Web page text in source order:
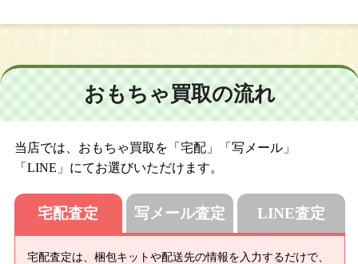
おもちゃ買取の流れ
当店では、おもちゃ買取を「宅配」「写メール」
「LINE」にてお選びいただけます。
宅配査定
宅配査定は、梱包キットや配送先の情報を入力するだけで、
写メール査定 LINE査定